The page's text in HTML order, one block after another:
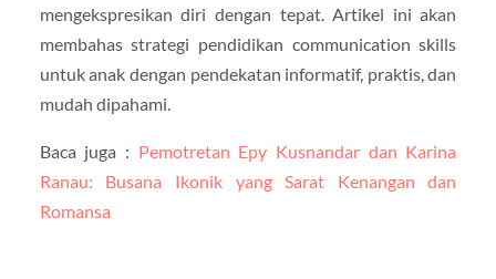
mengekspresikan diri dengan tepat. Artikel ini akan
membahas strategi pendidikan communication skills
untuk anak dengan pendekatan informatif, praktis, dan
mudah dipahami.
Baca juga : Pemotretan Epy Kusnandar dan Karina
Ranau: Busana Ikonik yang Sarat Kenangan dan
Romansa